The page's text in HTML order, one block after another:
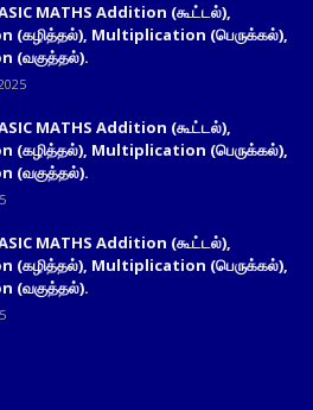
MATHS Addition (கூட்டல்),
(கழித்தல்), Multiplication (பெருக்கல்),
(வகுத்தல்).
MATHS Addition (கூட்டல்),
(கழித்தல்), Multiplication (பெருக்கல்),
(வகுத்தல்).
MATHS Addition (கூட்டல்),
(கழித்தல்), Multiplication (பெருக்கல்),
(வகுத்தல்).